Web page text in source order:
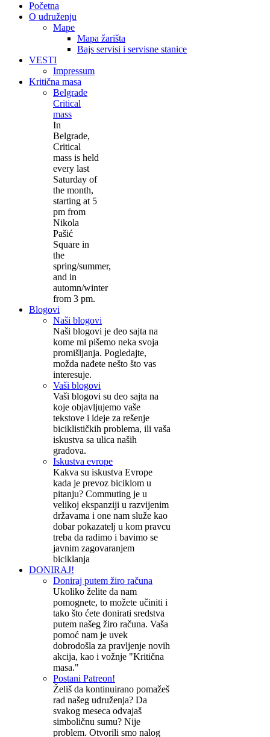
Početna
O udruženju
Mape
Mapa žarišta
Bajs servisi i servisne stanice
VESTI
Impressum
Kritična masa
Belgrade
Critical
mass
In
Belgrade,
Critical
mass is held
every last
Saturday of
the month,
starting at 5
pm from
Nikola
Pašić
Square in
the
spring/summer,
and in
automn/winter
from 3 pm.
Blogovi
Naši blogovi
Naši blogovi je deo sajta na
kome mi pišemo neka svoja
promišljanja. Pogledajte,
možda nađete nešto što vas
interesuje.
Vaši blogovi
Vaši blogovi su deo sajta na
koje objavljujemo vaše
tekstove i ideje za rešenje
biciklističkih problema, ili vaša
iskustva sa ulica naših
gradova.
Iskustva evrope
Kakva su iskustva Evrope
kada je prevoz biciklom u
pitanju? Commuting je u
velikoj ekspanziji u razvijenim
državama i one nam služe kao
dobar pokazatelj u kom pravcu
treba da radimo i bavimo se
javnim zagovaranjem
biciklanja
DONIRAJ!
Doniraj putem žiro računa
Ukoliko želite da nam
pomognete, to možete učiniti i
tako što ćete donirati sredstva
putem našeg žiro računa. Vaša
pomoć nam je uvek
dobrodošla za pravljenje novih
akcija, kao i vožnje "Kritična
masa."
Postani Patreon!
Želiš da kontinuirano pomažeš
rad našeg udruženja? Da
svakog meseca odvajaš
simboličnu sumu? Nije
problem. Otvorili smo nalog